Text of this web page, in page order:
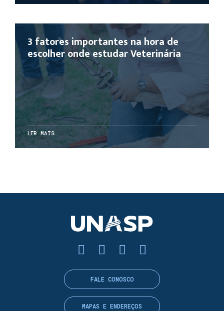
3 fatores importantes na hora de
escolher onde estudar Veterinária
LER MAIS
FALE CONOSCO
MAPAS E ENDEREÇOS